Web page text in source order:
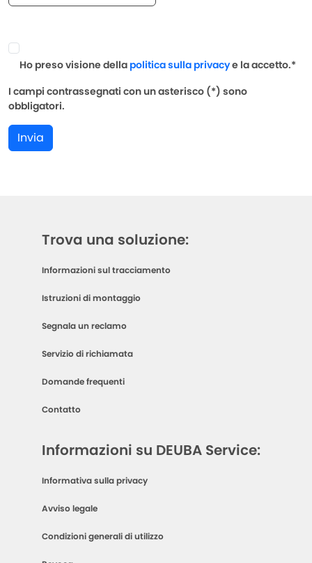
Ho preso visione della politica sulla privacye la accetto.*
I campi contrassegnati con un asterisco (*) sono
obbligatori.
Invia
Trova una soluzione:
Informazioni sul tracciamento
Istruzioni di montaggio
Segnala un reclamo
Servizio di richiamata
Domande frequenti
Contatto
Informazioni su DEUBA Service:
Informativa sulla privacy
Avviso legale
Condizioni generali di utilizzo